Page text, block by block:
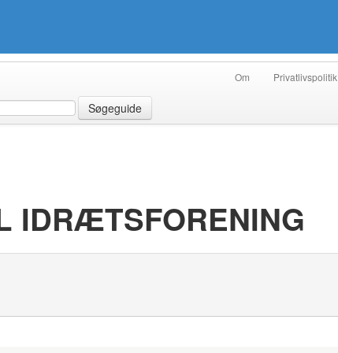
Om Privatlivspolitik
Søgeguide
IDRÆTSFORENING